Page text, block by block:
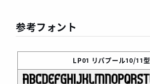
参考フォント
LP01 リパプール10/11型